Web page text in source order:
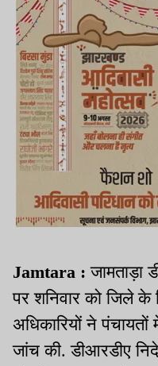
Jamtara :जामताड़ा
पर शनिवार को जिले के
अधिकारियों ने
जांच की. डीआरडीए